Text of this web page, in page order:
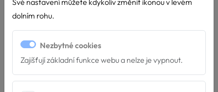
E-mail
Telefon
dolním rohu.
Nezbytné cookies
Zajišťují základní funkce webu a nelze je vypnout.